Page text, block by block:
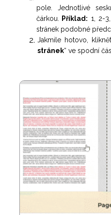
pole. Jednotlivé
čárkou. Příklad: 1, 2-
stránek podobné
Jakmile hotovo,
stránek“ ve spodní